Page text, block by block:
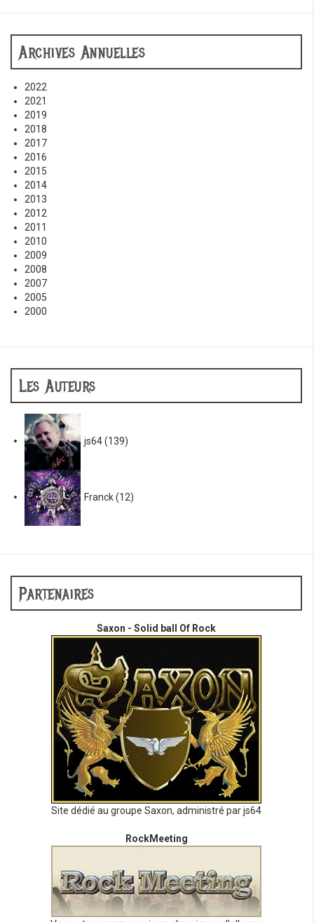
Archives Annuelles
2022
2021
2019
2018
2017
2016
2015
2014
2013
2012
2011
2010
2009
2008
2007
2005
2000
Les Auteurs
js64(139)
Franck(12)
Partenaires
Saxon - Solid ball Of Rock
Site dédié au groupe Saxon, administré par js64
RockMeeting